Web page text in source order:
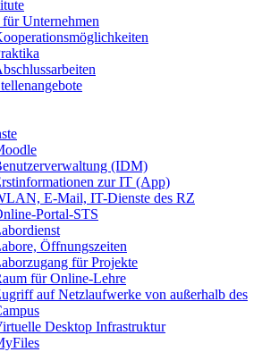
für Unternehmen
(IDM)
zur IT (App)
E-Mail, IT-Dienste des RZ
Portal-STS
Öffnungszeiten
für Projekte
für Online-Lehre
auf Netzlaufwerke von außerhalb des
Desktop Infrastruktur